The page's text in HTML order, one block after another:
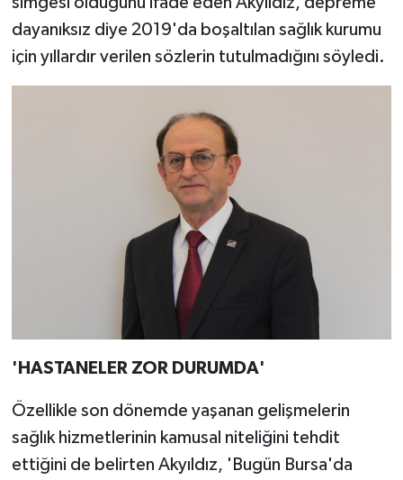
dayanıksız diye 2019'da boşaltılan sağlık kurumu
için yıllardır verilen sözlerin tutulmadığını söyledi.
'HASTANELER ZOR DURUMDA'
Özellikle son dönemde yaşanan gelişmelerin
sağlık hizmetlerinin kamusal niteliğini tehdit
ettiğini de belirten Akyıldız, 'Bugün Bursa'da